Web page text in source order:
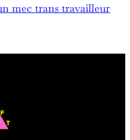
mec trans travailleur